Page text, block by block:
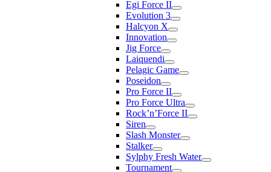
Egi Force II
Evolution 3
Halcyon X
Innovation
Jig Force
Laiquendi
Pelagic Game
Poseidon
Pro Force II
Pro Force Ultra
Rock’n’Force II
Siren
Slash Monster
Stalker
Sylphy Fresh Water
Tournament